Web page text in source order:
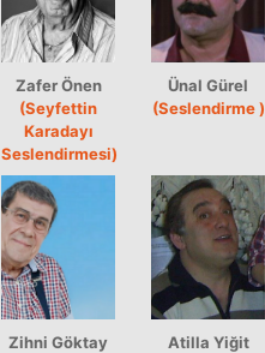
Zafer Önen
(Seyfettin
Karadayı
Seslendirmesi)
Ünal Gürel
(Seslendirme )
Zihni Göktay
Atilla Yiğit